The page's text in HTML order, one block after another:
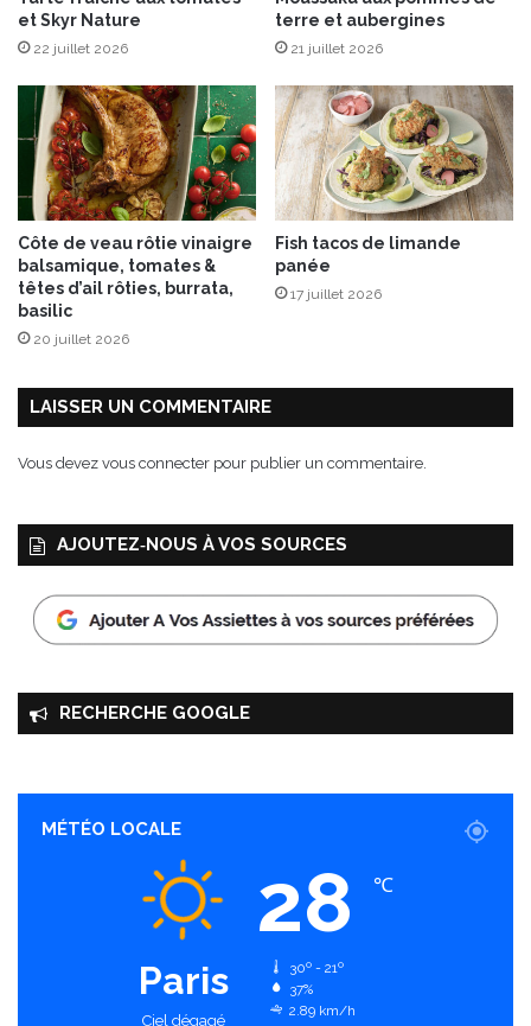
p
é
r
l
e
s
p
a
p
s
é
g
x
!
et Skyr Nature
22 juillet 2026
terre et aubergines
21 juillet 2026
Côte de veau rôtie vinaigre
balsamique, tomates &
têtes d’ail rôties, burrata,
basilic
20 juillet 2026
Fish tacos de limande
panée
17 juillet 2026
LAISSER UN COMMENTAIRE
Vous devez vous connecter pour publier un commentaire.
AJOUTEZ‑NOUS À VOS SOURCES
RECHERCHE GOOGLE
MÉTÉO LOCALE
Paris
Ciel dégagé
28 ℃
30º - 21º
37%
2.89 km/h